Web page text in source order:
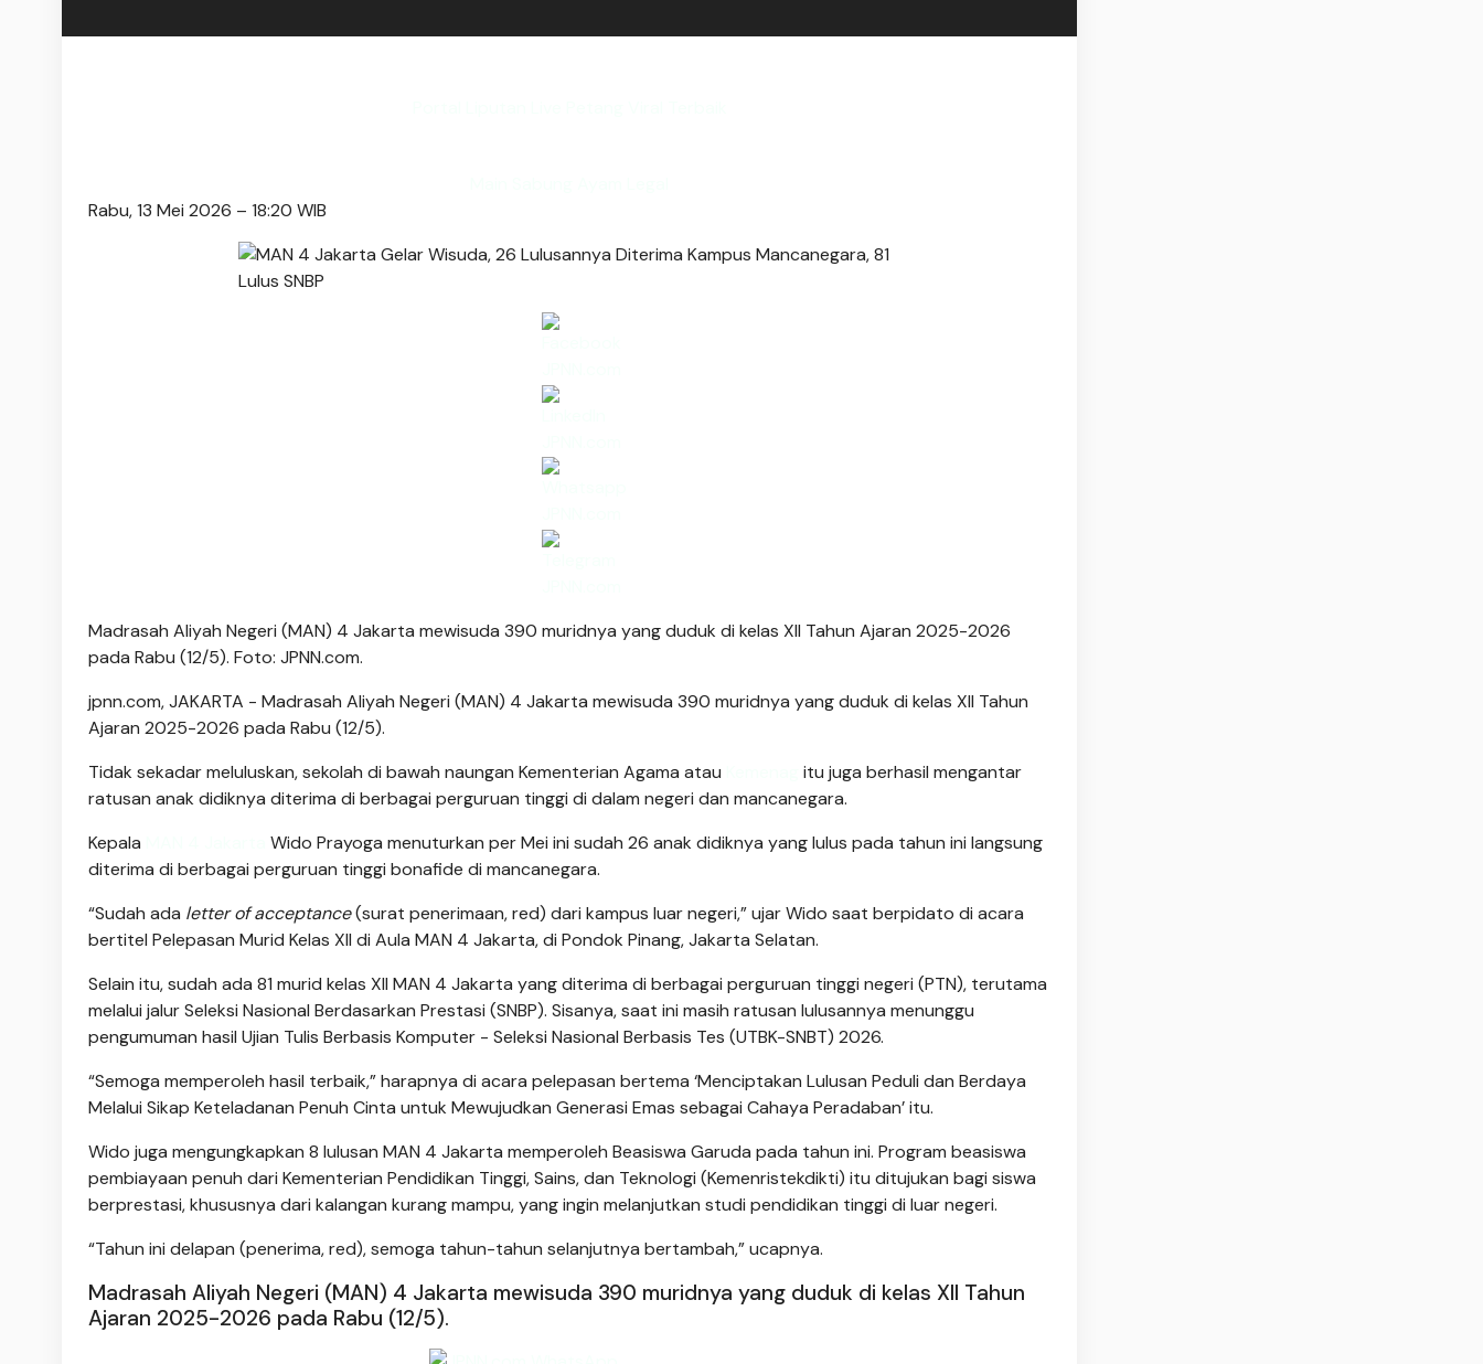
Rabu, 13 Mei 2026 – 18:20 WIB
Madrasah Aliyah Negeri (MAN) 4 Jakarta mewisuda 390 muridnya yang duduk di kelas XII Tahun Ajaran 2025-2026
pada Rabu (12/5). Foto: JPNN.com.
jpnn.com, JAKARTA - Madrasah Aliyah Negeri (MAN) 4 Jakarta mewisuda 390 muridnya yang duduk di kelas XII Tahun
Ajaran 2025-2026 pada Rabu (12/5).
Tidak sekadar meluluskan, sekolah di bawah naungan Kementerian Agama atau
itu juga berhasil mengantar
ratusan anak didiknya diterima di berbagai perguruan tinggi di dalam negeri dan mancanegara.
Kepala
Wido Prayoga menuturkan per Mei ini sudah 26 anak didiknya yang lulus pada tahun ini langsung
diterima di berbagai perguruan tinggi bonafide di mancanegara.
“Sudah ada letter of acceptance(surat penerimaan, red) dari kampus luar negeri,” ujar Wido saat berpidato di acara
bertitel Pelepasan Murid Kelas XII di Aula MAN 4 Jakarta, di Pondok Pinang, Jakarta Selatan.
Selain itu, sudah ada 81 murid kelas XII MAN 4 Jakarta yang diterima di berbagai perguruan tinggi negeri (PTN), terutama
melalui jalur Seleksi Nasional Berdasarkan Prestasi (SNBP). Sisanya, saat ini masih ratusan lulusannya menunggu
pengumuman hasil Ujian Tulis Berbasis Komputer - Seleksi Nasional Berbasis Tes (UTBK-SNBT) 2026.
“Semoga memperoleh hasil terbaik,” harapnya di acara pelepasan bertema ‘Menciptakan Lulusan Peduli dan Berdaya
Melalui Sikap Keteladanan Penuh Cinta untuk Mewujudkan Generasi Emas sebagai Cahaya Peradaban’ itu.
Wido juga mengungkapkan 8 lulusan MAN 4 Jakarta memperoleh Beasiswa Garuda pada tahun ini. Program beasiswa
pembiayaan penuh dari Kementerian Pendidikan Tinggi, Sains, dan Teknologi (Kemenristekdikti) itu ditujukan bagi siswa
berprestasi, khususnya dari kalangan kurang mampu, yang ingin melanjutkan studi pendidikan tinggi di luar negeri.
“Tahun ini delapan (penerima, red), semoga tahun-tahun selanjutnya bertambah,” ucapnya.
Madrasah Aliyah Negeri (MAN) 4 Jakarta mewisuda 390 muridnya yang duduk di kelas XII Tahun
Ajaran 2025-2026 pada Rabu (12/5).